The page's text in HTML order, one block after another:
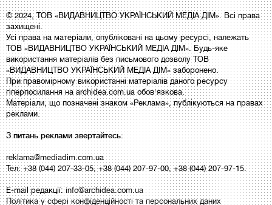
© 2024, ТОВ «ВИДАВНИЦТВО УКРАЇНСЬКИЙ МЕДІА ДІМ». Всі права
захищені.
Усі права на матеріали, опубліковані на цьому ресурсі, належать
ТОВ «ВИДАВНИЦТВО УКРАЇНСЬКИЙ МЕДІА ДІМ». Будь-яке
використання матеріалів без письмового дозволу ТОВ
«ВИДАВНИЦТВО УКРАЇНСЬКИЙ МЕДІА ДІМ» заборонено.
При правомірному використанні матеріалів даного ресурсу
гіперпосилання на archidea.com.ua обов'язкова.
Матеріали, що позначені знаком «Реклама», публікуються на правах
реклами.
З питань реклами звертайтесь:
reklama@mediadim.com.ua
Тел: +38 (044) 207-33-05, +38 (044) 207-97-00, +38 (044) 207-97-15.
E-mail редакції:info@archidea.com.ua
Політика у сфері конфіденційності та персональних даних